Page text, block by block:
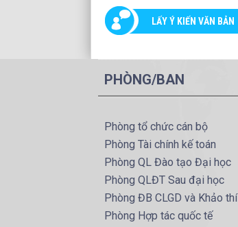
LẤY Ý KIẾN VĂN BẢN
PHÒNG/BAN
Phòng tổ chức cán bộ
Phòng Tài chính kế toán
Phòng QL Đào tạo Đại học
Phòng QLĐT Sau đại học
Phòng ĐB CLGD và Khảo thí
Phòng Hợp tác quốc tế